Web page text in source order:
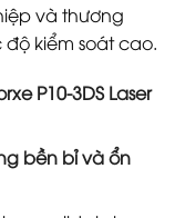
và thương
kiểm soát cao.
P10-3DS Laser
bền bỉ và ổn